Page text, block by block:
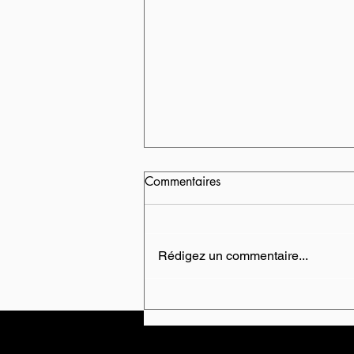
CHERCHES-TU A TE LIBÉRER
DU PASSÉ ?
Commentaires
Rédigez un commentaire...